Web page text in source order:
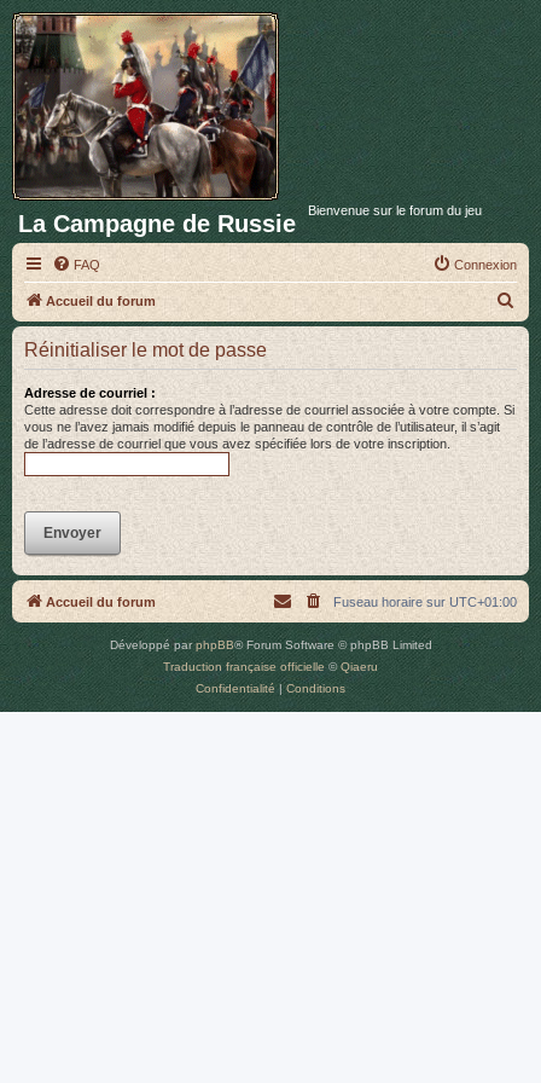
La Campagne de Russie Bienvenue sur le forum du jeu
FAQ Connexion
Accueil du forum
e
c
h
Réinitialiser le mot de passe
Adresse de courriel :
Cette adresse doit correspondre à l’adresse de courriel associée à votre compte. Si
vous ne l’avez jamais modifié depuis le panneau de contrôle de l’utilisateur, il s’agit
de l’adresse de courriel que vous avez spécifiée lors de votre inscription.
Accueil du forum Fuseau horaire sur UTC+01:00
Développé parphpBB® Forum Software © phpBB Limited
Traduction française officielle©Qiaeru
Confidentialité |Conditions